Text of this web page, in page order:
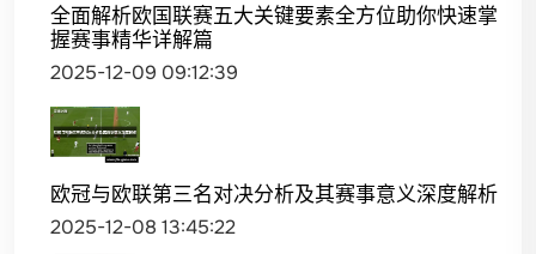
全面解析欧国联赛五大关键要素全方位助你快速掌
握赛事精华详解篇
2025-12-09 09:12:39
欧冠与欧联第三名对决分析及其赛事意义深度解析
2025-12-08 13:45:22